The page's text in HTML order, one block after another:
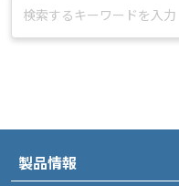
製品情報